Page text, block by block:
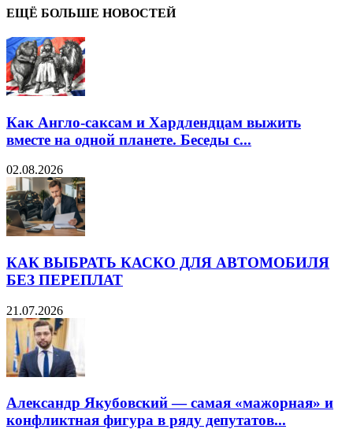
ЕЩЁ БОЛЬШЕ НОВОСТЕЙ
Как Англо-саксам и Хардлендцам выжить
вместе на одной планете. Беседы с...
02.08.2026
КАК ВЫБРАТЬ КАСКО ДЛЯ АВТОМОБИЛЯ
БЕЗ ПЕРЕПЛАТ
21.07.2026
Александр Якубовский — самая «мажорная» и
конфликтная фигура в ряду депутатов...